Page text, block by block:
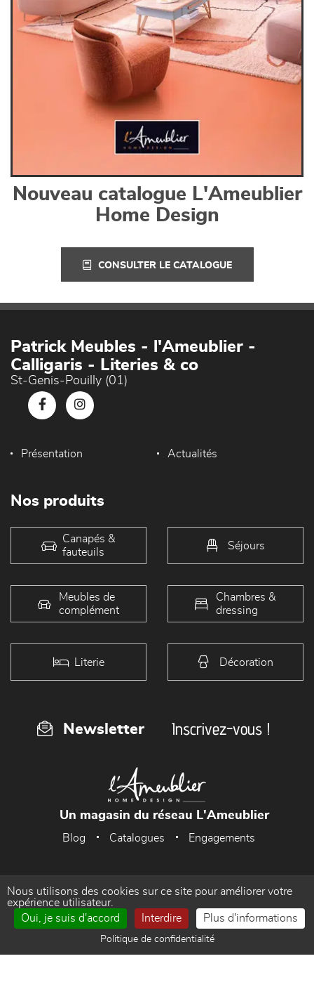
Nouveau catalogue L'Ameublier
Home Design
CONSULTER LE CATALOGUE
Patrick Meubles - l'Ameublier -
Calligaris - Literies & co
St-Genis-Pouilly (01)
Présentation Actualités
Nos produits
Canapés &
fauteuils
Séjours
Meubles de
complément
Chambres &
dressing
Literie Décoration
Newsletter Inscrivez-vous !
Un magasin du réseau L'Ameublier
Blog Catalogues Engagements
Accueil Mentions Légales
Politique de confidentialité Gestion des cookies
Contact
Nous utilisons des cookies sur ce site pour améliorer votre
expérience utilisateur.
Oui, je suis d'accord
Interdire Plus d'informations
Politique de confidentialité